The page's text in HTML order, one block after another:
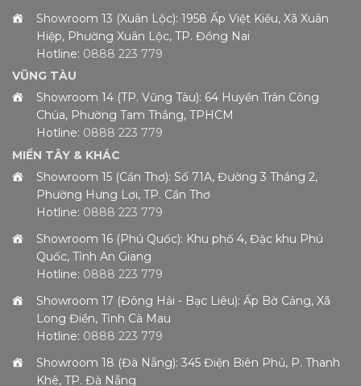
Showroom 13 (Xuân Lộc): 1958 Ấp Việt Kiều, Xã Xuân
Hiệp, Phường Xuân Lộc, TP. Đồng Nai
Hotline: 0888 223 779
VŨNG TÀU
Showroom 14 (TP. Vũng Tàu): 64 Huyền Trân Công
Chúa, Phường Tam Thắng, TPHCM
Hotline: 0888 223 779
MIỀN TÂY & KHÁC
Showroom 15 (Cần Thơ): Số 71A, Đường 3 Tháng 2,
Phường Hưng Lợi, TP. Cần Thơ
Hotline: 0888 223 779
Showroom 16 (Phú Quốc): Khu phố 4, Đặc khu Phú
Quốc, Tỉnh An Giang
Hotline: 0888 223 779
Showroom 17 (Đông Hải - Bạc Liêu): Ấp Bờ Cảng, Xã
Long Điền, Tỉnh Cà Mau
Hotline: 0888 223 779
Showroom 18 (Đà Nẵng): 345 Điện Biên Phủ, P. Thanh
Khê, TP. Đà Nẵng